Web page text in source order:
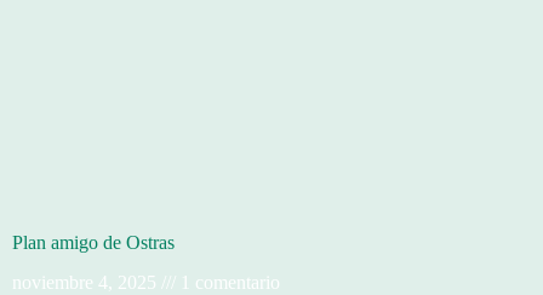
Plan amigo de Ostras
noviembre 4, 2025
1 comentario